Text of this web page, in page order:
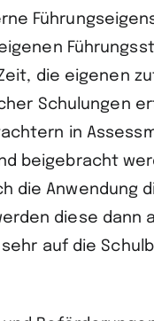
die eigenen
Schulungen
in
beigebracht
die Anwendung
diese dann
auf die